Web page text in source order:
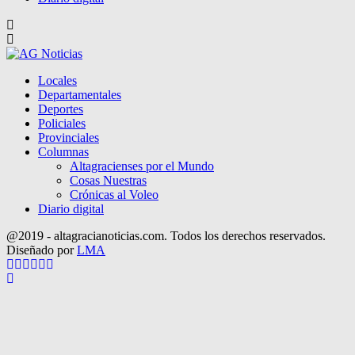
Locales
Departamentales
Deportes
Policiales
Provinciales
Columnas
Altagracienses por el Mundo
Cosas Nuestras
Crónicas al Voleo
Diario digital
@2019 - altagracianoticias.com. Todos los derechos reservados.
Diseñado porLMA
Facebook
Twitter
Instagram
Pinterest
Google